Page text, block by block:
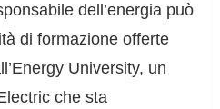
dell’energia può
di formazione offerte
University, un
che sta